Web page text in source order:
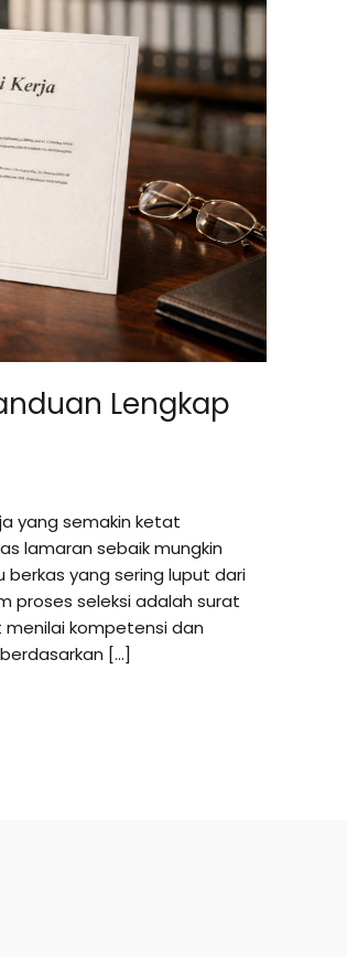
Lengkap
yang semakin ketat
lamaran sebaik mungkin
berkas yang sering luput dari
proses seleksi adalah surat
kompetensi dan
[…]